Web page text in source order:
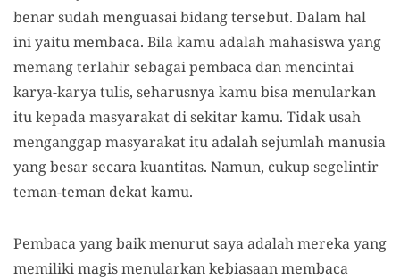
benar sudah menguasai bidang tersebut. Dalam hal
ini yaitu membaca. Bila kamu adalah mahasiswa yang
memang terlahir sebagai pembaca dan mencintai
karya-karya tulis, seharusnya kamu bisa menularkan
itu kepada masyarakat di sekitar kamu. Tidak usah
menganggap masyarakat itu adalah sejumlah manusia
yang besar secara kuantitas. Namun, cukup segelintir
teman-teman dekat kamu.
Pembaca yang baik menurut saya adalah mereka yang
memiliki magis menularkan kebiasaan membaca